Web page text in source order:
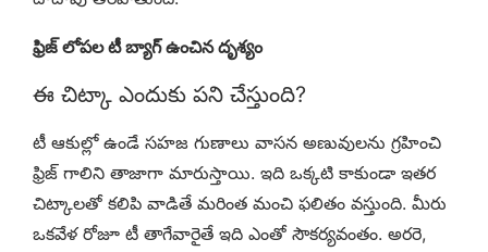
ఫ్రిజ్ లోపల టీ బ్యాగ్ ఉంచిన దృశ్యం
ఈ చిట్కా ఎందుకు పని చేస్తుంది?
టీ ఆకుల్లో ఉండే సహజ గుణాలు వాసన అణువులను గ్రహించి
ఫ్రిజ్ గాలిని తాజాగా మారుస్తాయి. ఇది ఒక్కటి కాకుండా ఇతర
చిట్కాలతో కలిపి వాడితే మరింత మంచి ఫలితం వస్తుంది. మీరు
ఒకవేళ రోజూ టీ తాగేవారైతే ఇది ఎంతో సౌకర్యవంతం. అరరె,